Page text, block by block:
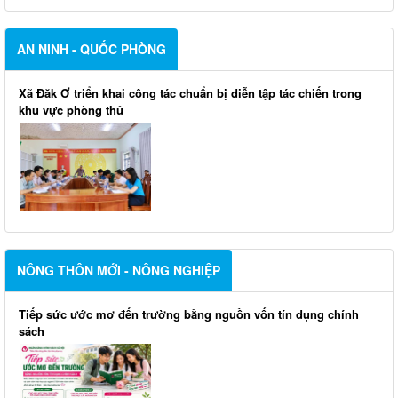
AN NINH - QUỐC PHÒNG
Xã Đăk Ơ triển khai công tác chuẩn bị diễn tập tác chiến trong
khu vực phòng thủ
NÔNG THÔN MỚI - NÔNG NGHIỆP
Tiếp sức ước mơ đến trường bằng nguồn vốn tín dụng chính
sách